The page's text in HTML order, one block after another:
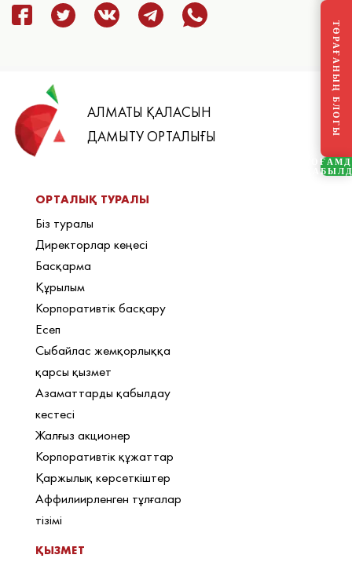
АЛМАТЫ ҚАЛАСЫН
ДАМЫТУ ОРТАЛЫҒЫ
ОРТАЛЫҚ ТУРАЛЫ
Біз туралы
Директорлар кеңесі
Басқарма
Құрылым
Корпоративтік басқару
Есеп
Сыбайлас жемқорлыққа
қарсы қызмет
Азаматтарды қабылдау
кестесі
Жалғыз акционер
Корпоративтік құжаттар
Қаржылық көрсеткіштер
Аффилиирленген тұлғалар
тізімі
ҚЫЗМЕТ
ТӨРАҒАНЫҢ БЛОГЫ